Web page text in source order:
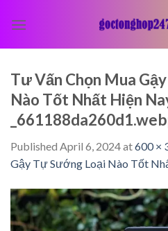
Tư Vấn Chọn Mua
Nào Tốt Nhất Hiện
Published April 6, 2024at600 ×
Gậy Tự Sướng Loại Nào Tốt